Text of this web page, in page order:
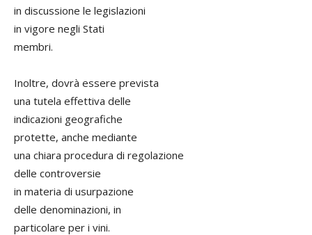
in discussione le legislazioni
in vigore negli Stati
membri.
Inoltre, dovrà essere prevista
una tutela effettiva delle
indicazioni geografiche
protette, anche mediante
una chiara procedura di regolazione
delle controversie
in materia di usurpazione
delle denominazioni, in
particolare per i vini.